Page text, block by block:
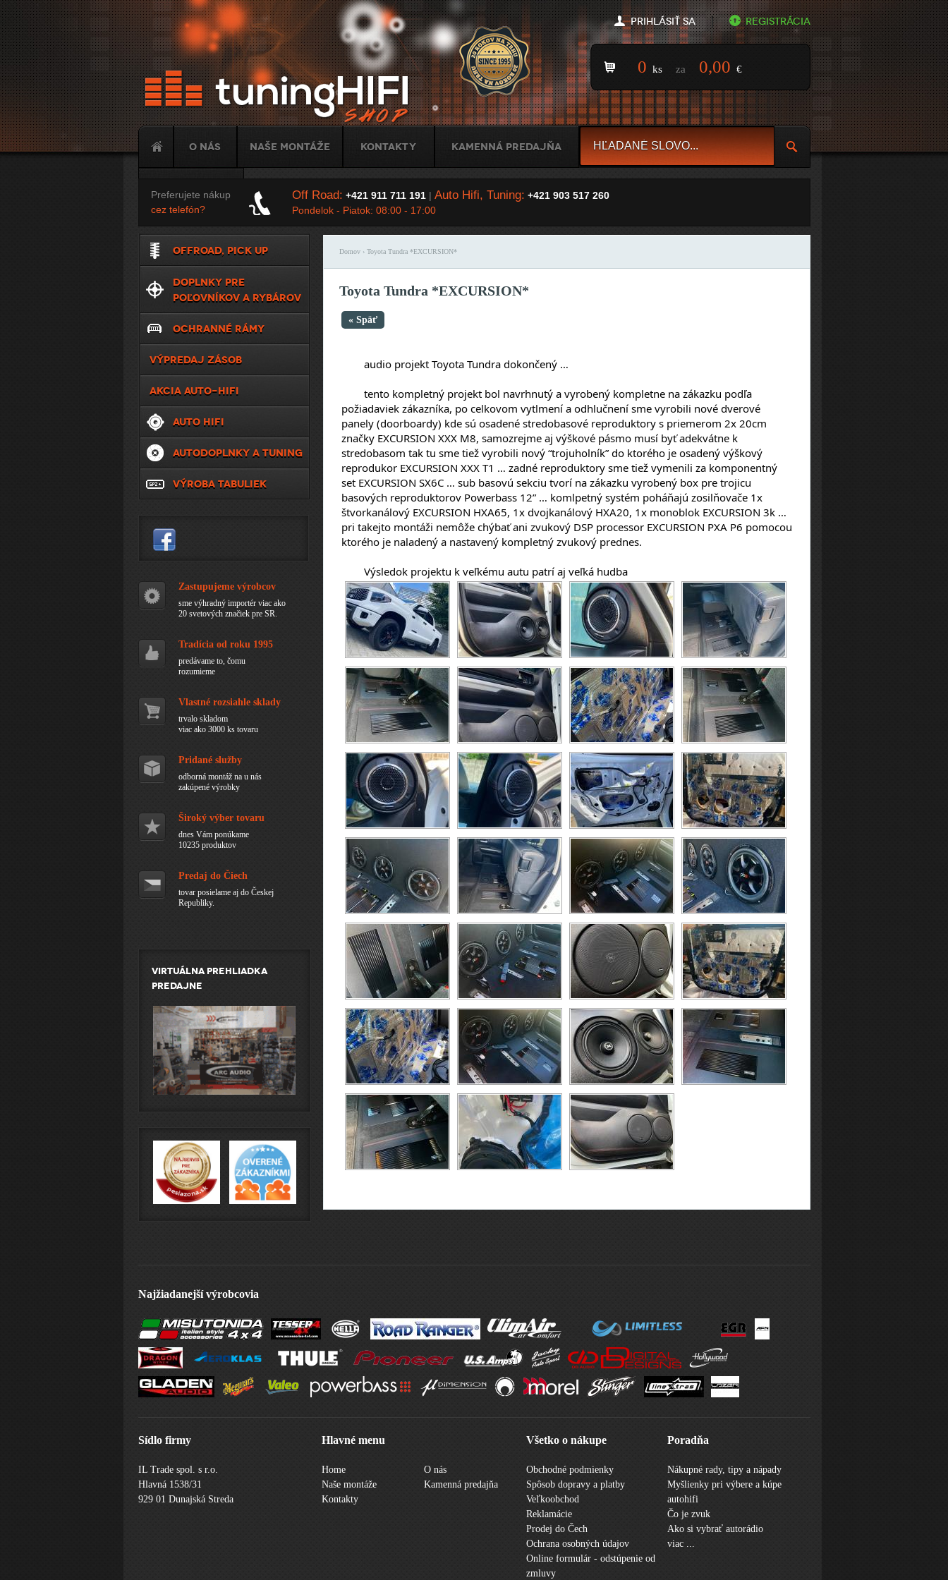
Jump to Navigation
Prihlásiť sa
Registrácia
0 ks za 0,00 €
O nás Naše montáže Kontakty Kamenná predajňa
Tuning
Preferujete nákup
cez telefón?
Off Road: +421 911 711 191| Auto Hifi, Tuning: +421 903 517 260
Pondelok - Piatok: 08:00 - 17:00
Domov› Toyota Tundra *EXCURSION*
Toyota Tundra *EXCURSION*
« Späť
	audio projekt Toyota Tundra dokončený …
požiadaviek zákazníka, po celkovom vytlmení a odhlučnení sme vyrobili nové dverové
panely (doorboardy) kde sú osadené stredobasové reproduktory s priemerom 2x 20cm
značky EXCURSION XXX M8, samozrejme aj výškové pásmo musí byť adekvátne k
stredobasom tak tu sme tiež vyrobili nový “trojuholník” do ktorého je osadený výškový
reprodukor EXCURSION XXX T1 … zadné reproduktory sme tiež vymenili za komponentný
set EXCURSION SX6C … sub basovú sekciu tvorí na zákazku vyrobený box pre trojicu
basových reproduktorov Powerbass 12” … komlpetný systém poháňajú zosilňovače 1x
štvorkanálový EXCURSION HXA65, 1x dvojkanálový HXA20, 1x monoblok EXCURSION 3k …
pri takejto montáži nemôže chýbať ani zvukový DSP processor EXCURSION PXA P6 pomocou
ktorého je naladený a nastavený kompletný zvukový prednes.
	Výsledok projektu k veľkému autu patrí aj veľká hudba
OFFROAD, PICK UP
DOPLNKY PRE
POĽOVNÍKOV A RYBÁROV
OCHRANNÉ RÁMY
VÝPREDAJ ZÁSOB
AKCIA AUTO-HIFI
AUTO HIFI
AUTODOPLNKY A TUNING
VÝROBA TABULIEK
Zastupujeme výrobcov
sme výhradný importér viac ako
20 svetových značiek pre SR.
Tradícia od roku 1995
predávame to, čomu
rozumieme
Vlastné rozsiahle sklady
trvalo skladom
viac ako 3000 ks tovaru
Pridané služby
odborná montáž na u nás
zakúpené výrobky
Široký výber tovaru
dnes Vám ponúkame
10235 produktov
Predaj do Čiech
tovar posielame aj do Českej
Republiky.
Virtuálna prehliadka
predajne
Najžiadanejší výrobcovia
Sídlo firmy
IL Trade spol. s r.o.
Hlavná 1538/31
929 01 Dunajská Streda
Hlavné menu
Home
O nás
Naše montáže
Kamenná predajňa
Kontakty
Všetko o nákupe
Obchodné podmienky
Spôsob dopravy a platby
Veľkoobchod
Reklamácie
Prodej do Čech
Ochrana osobných údajov
Online formulár - odstúpenie od
zmluvy
Poradňa
Nákupné rady, tipy a nápady
Myšlienky pri výbere a kúpe
autohifi
Čo je zvuk
Ako si vybrať autorádio
viac ...